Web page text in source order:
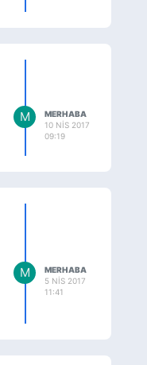
M
MERHABA
10 NIS 2017
09:19
M
MERHABA
5 NIS 2017
11:41